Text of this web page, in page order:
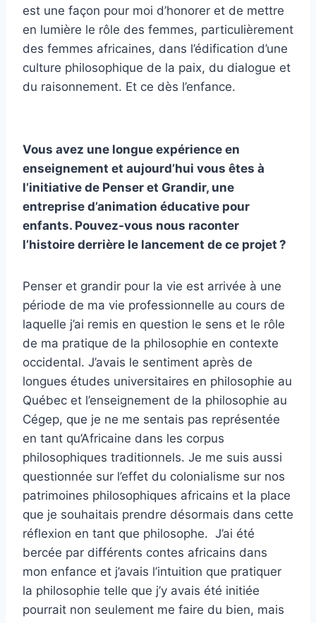
est une façon pour moi d’honorer et de mettre
en lumière le rôle des femmes, particulièrement
des femmes africaines, dans l’édification d’une
culture philosophique de la paix, du dialogue et
du raisonnement. Et ce dès l’enfance.
Vous avez une longue expérience en
enseignement et aujourd’hui vous êtes à
l’initiative de Penser et Grandir, une
entreprise d’animation éducative pour
enfants. Pouvez-vous nous raconter
l’histoire derrière le lancement de ce projet ?
Penser et grandir pour la vie est arrivée à une
période de ma vie professionnelle au cours de
laquelle j’ai remis en question le sens et le rôle
de ma pratique de la philosophie en contexte
occidental. J’avais le sentiment après de
longues études universitaires en philosophie au
Québec et l’enseignement de la philosophie au
Cégep, que je ne me sentais pas représentée
en tant qu’Africaine dans les corpus
philosophiques traditionnels. Je me suis aussi
questionnée sur l’effet du colonialisme sur nos
patrimoines philosophiques africains et la place
que je souhaitais prendre désormais dans cette
réflexion en tant que philosophe. J’ai été
bercée par différents contes africains dans
mon enfance et j’avais l’intuition que pratiquer
la philosophie telle que j’y avais été initiée
pourrait non seulement me faire du bien, mais